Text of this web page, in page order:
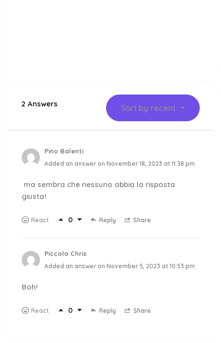
2 Answers Sort by recent
Pino Balenti
Added an answer on November 18, 2023 at 11:38 pm
ma sembra che nessuno abbia la risposta
giusta!
React 0 Reply Share
Piccolo Chris
Added an answer on November 5, 2023 at 10:53 pm
Boh!
React 0 Reply Share